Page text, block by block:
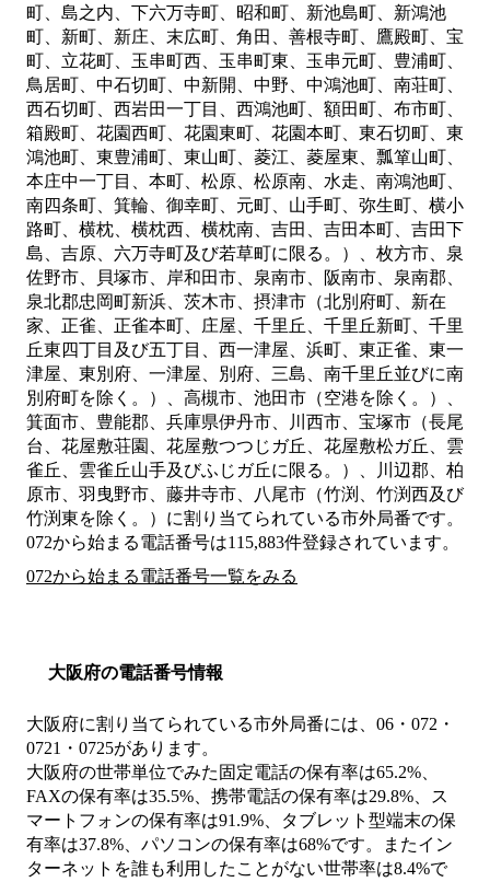
町、島之内、下六万寺町、昭和町、新池島町、新鴻池
町、新町、新庄、末広町、角田、善根寺町、鷹殿町、宝
町、立花町、玉串町西、玉串町東、玉串元町、豊浦町、
鳥居町、中石切町、中新開、中野、中鴻池町、南荘町、
西石切町、西岩田一丁目、西鴻池町、額田町、布市町、
箱殿町、花園西町、花園東町、花園本町、東石切町、東
鴻池町、東豊浦町、東山町、菱江、菱屋東、瓢箪山町、
本庄中一丁目、本町、松原、松原南、水走、南鴻池町、
南四条町、箕輪、御幸町、元町、山手町、弥生町、横小
路町、横枕、横枕西、横枕南、吉田、吉田本町、吉田下
島、吉原、六万寺町及び若草町に限る。）、枚方市、泉
佐野市、貝塚市、岸和田市、泉南市、阪南市、泉南郡、
泉北郡忠岡町新浜、茨木市、摂津市（北別府町、新在
家、正雀、正雀本町、庄屋、千里丘、千里丘新町、千里
丘東四丁目及び五丁目、西一津屋、浜町、東正雀、東一
津屋、東別府、一津屋、別府、三島、南千里丘並びに南
別府町を除く。）、高槻市、池田市（空港を除く。）、
箕面市、豊能郡、兵庫県伊丹市、川西市、宝塚市（長尾
台、花屋敷荘園、花屋敷つつじガ丘、花屋敷松ガ丘、雲
雀丘、雲雀丘山手及びふじガ丘に限る。）、川辺郡、柏
原市、羽曳野市、藤井寺市、八尾市（竹渕、竹渕西及び
竹渕東を除く。） に割り当てられている市外局番です。
072から始まる電話番号は115,883件登録されています。
072から始まる電話番号一覧をみる
大阪府の電話番号情報
大阪府に割り当てられている市外局番には、06・072・
0721・0725があります。
大阪府の世帯単位でみた固定電話の保有率は65.2%、
FAXの保有率は35.5%、携帯電話の保有率は29.8%、ス
マートフォンの保有率は91.9%、タブレット型端末の保
有率は37.8%、パソコンの保有率は68%です。またイン
ターネットを誰も利用したことがない世帯率は8.4%で